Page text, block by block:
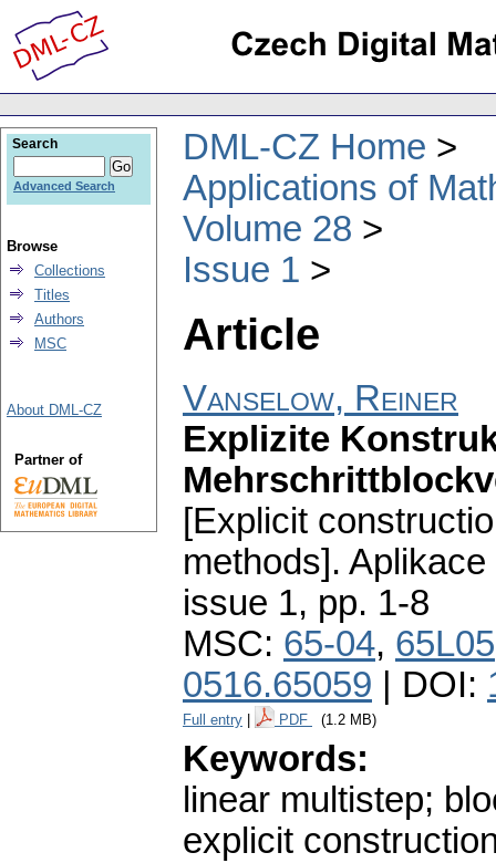
DML-CZ Home
Applications of
Volume 28
Issue 1
Article
Vanselow, Reiner
Explizite
[Explicit
methods]. Aplikace
issue 1, pp. 1-8
MSC: 65-04, 65L05
0516.65059 | DOI:
Full entry PDF (1.2 MB)
Keywords:
linear multistep;
explicit
Search
Advanced Search
Browse
Collections
Titles
Authors
MSC
About DML-CZ
Partner of